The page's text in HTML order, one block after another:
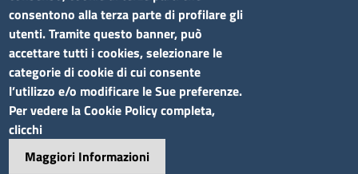
Seguici su
Sito web
Accesso riservato
Mappa del sito
consentono alla terza parte di profilare gli
utenti. Tramite questo banner, può
accettare tutti i cookies, selezionare le
categorie di cookie di cui consente
l’utilizzo e/o modificare le Sue preferenze.
Per vedere la Cookie Policy completa,
clicchi
Maggiori Informazioni